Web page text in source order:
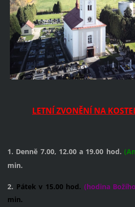
LETNÍ ZVONĚNÍ NA
1. Denně 7.00, 12.00 a 19.00 hod.
min.
2. Pátek v 15.00 hod. (hodina
min.